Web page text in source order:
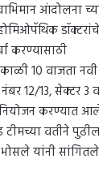
आंदोलना
करण्यासाठी
10 वाजता
12/13, सेक्टर
करण्यात आले
वतीने
यांनी